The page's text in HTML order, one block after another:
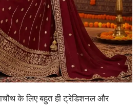
के लिए बहुत ही ट्रेडिशनल और